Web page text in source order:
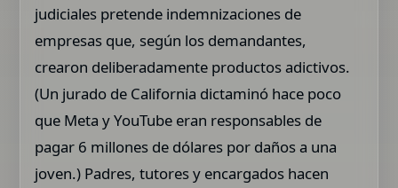
judiciales pretende indemnizaciones de
empresas que, según los demandantes,
crearon deliberadamente productos adictivos.
(Un jurado de California dictaminó hace poco
que Meta y YouTube eran responsables de
pagar 6 millones de dólares por daños a una
joven.) Padres, tutores y encargados hacen